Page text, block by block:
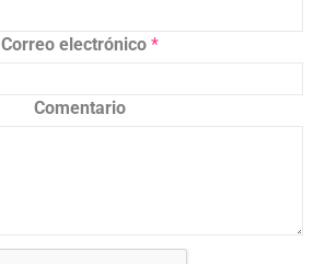
Correo electrónico *
Comentario